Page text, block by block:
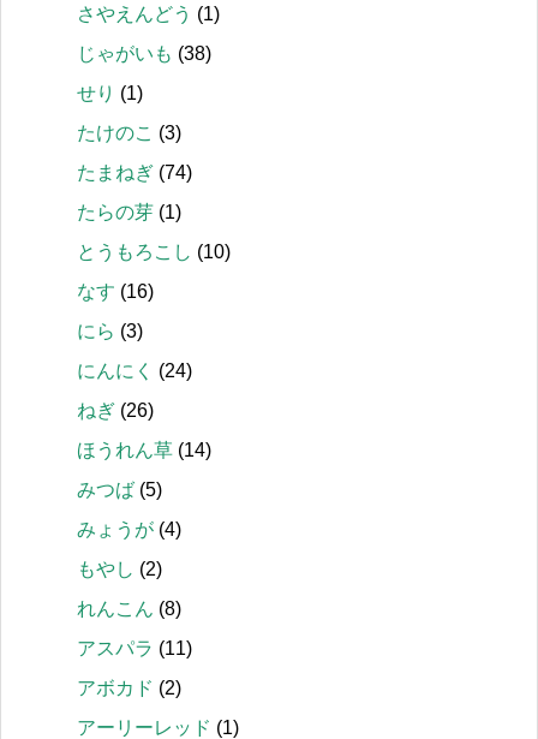
さやえんどう (1)
じゃがいも (38)
せり (1)
たけのこ (3)
たまねぎ (74)
たらの芽 (1)
とうもろこし (10)
なす (16)
にら (3)
にんにく
(24)
ねぎ (26)
ほうれん草 (14)
みつば (5)
みょうが (4)
もやし (2)
れんこん (8)
アスパラ (11)
アボカド (2)
アーリーレッド (1)